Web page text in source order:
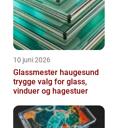
10 juni 2026
Glassmester haugesund
trygge valg for glass,
vinduer og hagestuer